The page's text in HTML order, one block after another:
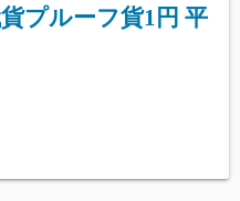
プルーフ貨1円 平